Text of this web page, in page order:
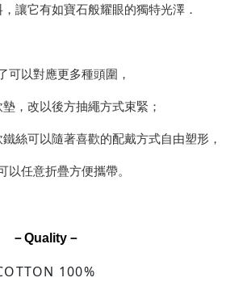
讓它有如寶石般耀眼的獨特光澤．
可以對應更多種頭圍，
，改以後方抽繩方式束緊；
絲可以隨著喜歡的配戴方式自由塑形，
以任意折疊方便攜帶。
－Quality－
100%